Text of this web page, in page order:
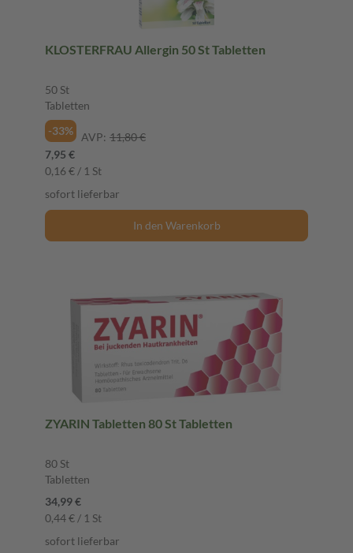
KLOSTERFRAU Allergin 50 St Tabletten
50 St
Tabletten
-33%
AVP: 11,80 €
7,95 €
0,16 € / 1 St
sofort lieferbar
In den Warenkorb
ZYARIN Tabletten 80 St Tabletten
80 St
Tabletten
34,99 €
0,44 € / 1 St
sofort lieferbar